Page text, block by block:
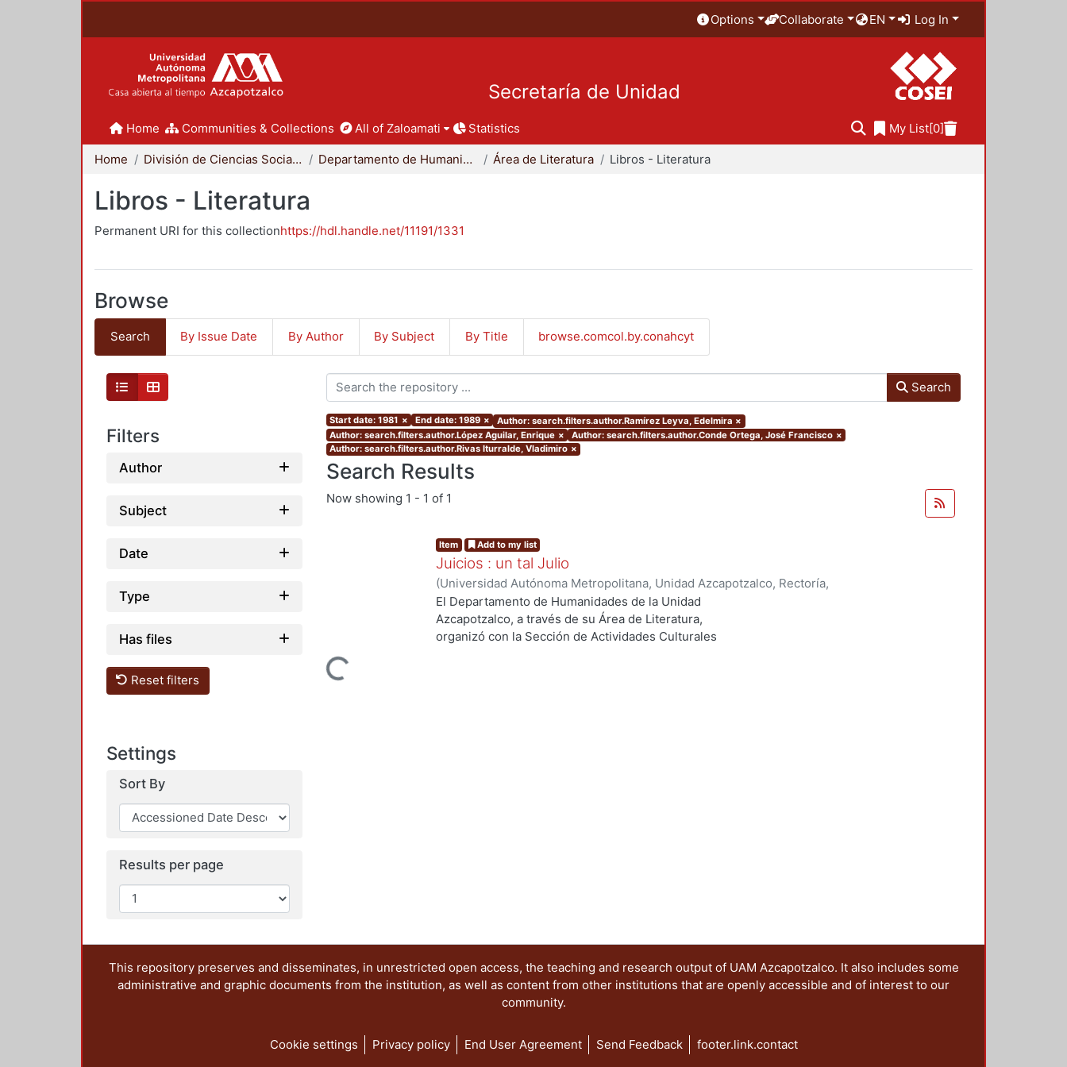
Options Collaborate EN Log In
Secretaría de Unidad
Home Communities & Collections All of Zaloamati Statistics My List[0]
Home División de Ciencias Sociales y Humanidades Departamento de Humanidades Área de Literatura Libros - Literatura
Libros - Literatura
Permanent URI for this collectionhttps://hdl.handle.net/11191/1331
Browse
Search By Issue Date By Author By Subject By Title browse.comcol.by.conahcyt
Filters
Author
Subject
Date
Type
Has files
Reset filters
Settings
Sort By
Results per page
Search
Start date: 1981 × End date: 1989 × Author: search.filters.author.Ramírez Leyva, Edelmira ×
Author: search.filters.author.López Aguilar, Enrique × Author: search.filters.author.Conde Ortega, José Francisco ×
Author: search.filters.author.Rivas Iturralde, Vladimiro ×
Search Results
Now showing 1 - 1 of 1
Loading...
Item Add to my list
Juicios : un tal Julio
(Universidad Autónoma Metropolitana, Unidad Azcapotzalco, Rectoría,
Coordinación de Extensión Universitaria ,1985)
Rivas Iturralde, Vladimiro; López Aguilar, Enrique
Edelmira
El Departamento de Humanidades de la Unidad
Azcapotzalco, a través de su Área de Literatura,
organizó con la Sección de Actividades Culturales
This repository preserves and disseminates, in unrestricted open access, the teaching and research output of UAM Azcapotzalco. It also includes some
administrative and graphic documents from the institution, as well as content from other institutions that are openly accessible and of interest to our
community.
Cookie settings Privacy policy End User Agreement Send Feedback footer.link.contact